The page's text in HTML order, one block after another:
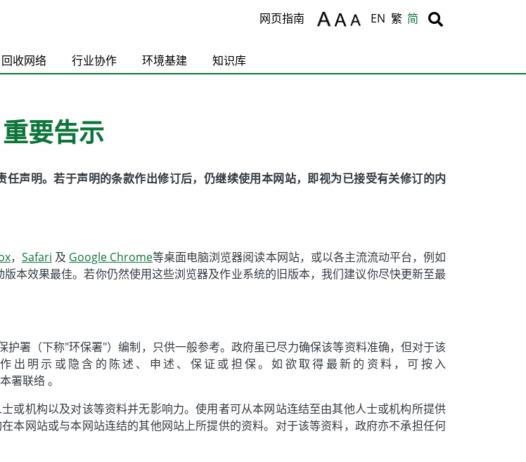
Body
网页指南 EN 繁 简 Body
回收网络 行业协作 环境基建 知识库
重要告示
声明。若于声明的条款作出修订后，仍继续使用本网站，即视为已接受有关修订的内
， Safari 及 Google Chrome等桌面电脑浏览器阅读本网站，或以各主流流动平台，例如
本效果最佳。若你仍然使用这些浏览器及作业系统的旧版本，我们建议你尽快更新至最
署（下称"环保署"）编制，只供一般参考。政府虽已尽力确保该等资料准确，但对于该
出明示或隐含的陈述、申述、保证或担保。如欲取得最新的资料，可按入
署联络 。
或机构以及对该等资料并无影响力。使用者可从本网站连结至由其他人士或机构所提供
本网站或与本网站连结的其他网站上所提供的资料。对于该等资料，政府亦不承担任何